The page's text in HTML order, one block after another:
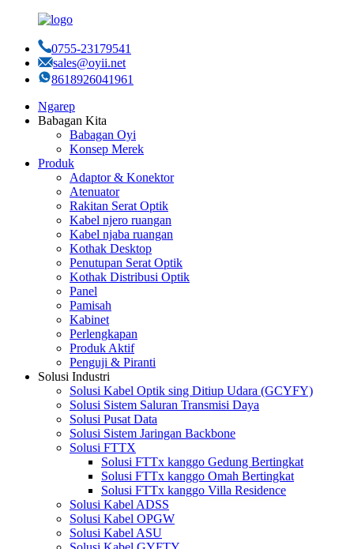
0755-23179541
sales@oyii.net
8618926041961
Ngarep
Babagan Kita
Babagan Oyi
Konsep Merek
Produk
Adaptor & Konektor
Atenuator
Rakitan Serat Optik
Kabel njero ruangan
Kabel njaba ruangan
Kothak Desktop
Penutupan Serat Optik
Kothak Distribusi Optik
Panel
Pamisah
Kabinet
Perlengkapan
Produk Aktif
Penguji & Piranti
Solusi Industri
Solusi Kabel Optik sing Ditiup Udara (GCYFY)
Solusi Sistem Saluran Transmisi Daya
Solusi Pusat Data
Solusi Sistem Jaringan Backbone
Solusi FTTX
Solusi FTTx kanggo Gedung Bertingkat
Solusi FTTx kanggo Omah Bertingkat
Solusi FTTx kanggo Villa Residence
Solusi Kabel ADSS
Solusi Kabel OPGW
Solusi Kabel ASU